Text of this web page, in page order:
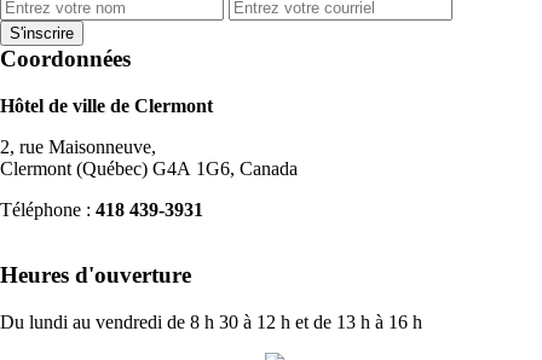
Coordonnées
Hôtel de ville de Clermont
2, rue Maisonneuve,
Clermont (Québec) G4A 1G6, Canada
Téléphone : 418 439-3931
Heures d'ouverture
Du lundi au vendredi de 8 h 30 à 12 h et de 13 h à 16 h